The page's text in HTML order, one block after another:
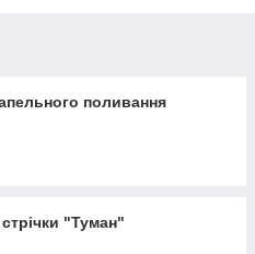
поливання
"Туман"